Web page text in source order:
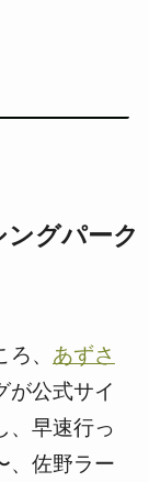
グパーク
、 あずさ
が公式サイ
、早速行っ
、佐野ラー